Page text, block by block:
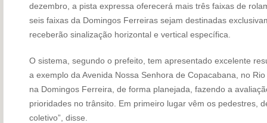
dezembro, a pista expressa oferecerá mais três faixas de
seis faixas da Domingos Ferreiras sejam destinadas
receberão sinalização horizontal e vertical específica.
O sistema, segundo o prefeito, tem apresentado excelente
a exemplo da Avenida Nossa Senhora de Copacabana, no
na Domingos Ferreira, de forma planejada, fazendo a
prioridades no trânsito. Em primeiro lugar vêm os pedestres,
coletivo”, disse.